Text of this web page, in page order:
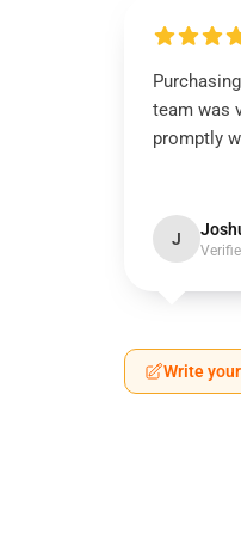
team was
promptly
J
Write